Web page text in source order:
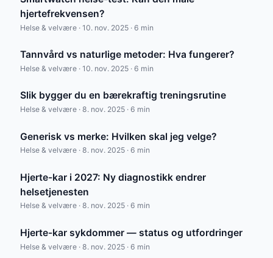
hjertefrekvensen?
Helse & velvære · 10. nov. 2025 · 6 min
Tannvård vs naturlige metoder: Hva fungerer?
Helse & velvære · 10. nov. 2025 · 6 min
Slik bygger du en bærekraftig treningsrutine
Helse & velvære · 8. nov. 2025 · 6 min
Generisk vs merke: Hvilken skal jeg velge?
Helse & velvære · 8. nov. 2025 · 6 min
Hjerte-kar i 2027: Ny diagnostikk endrer
helsetjenesten
Helse & velvære · 8. nov. 2025 · 6 min
Hjerte-kar sykdommer — status og utfordringer
Helse & velvære · 8. nov. 2025 · 6 min